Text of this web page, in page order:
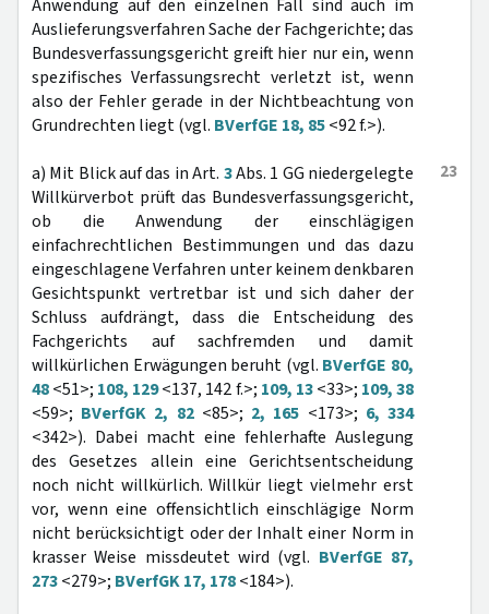
Anwendung auf den einzelnen Fall sind auch im
Auslieferungsverfahren Sache der Fachgerichte; das
Bundesverfassungsgericht greift hier nur ein, wenn
spezifisches Verfassungsrecht verletzt ist, wenn
also der Fehler gerade in der Nichtbeachtung von
Grundrechten liegt (vgl. BVerfGE 18, 85<92 f.>).
23
a) Mit Blick auf das in Art. 3Abs. 1 GG niedergelegte
Willkürverbot prüft das Bundesverfassungsgericht,
ob die Anwendung der einschlägigen
einfachrechtlichen Bestimmungen und das dazu
eingeschlagene Verfahren unter keinem denkbaren
Gesichtspunkt vertretbar ist und sich daher der
Schluss aufdrängt, dass die Entscheidung des
Fachgerichts auf sachfremden und damit
willkürlichen Erwägungen beruht (vgl. BVerfGE 80,
48<51>; 108, 129<137, 142 f.>; 109, 13<33>; 109, 38
<59>; BVerfGK 2, 82<85>; 2, 165 <173>; 6, 334
<342>). Dabei macht eine fehlerhafte Auslegung
des Gesetzes allein eine Gerichtsentscheidung
noch nicht willkürlich. Willkür liegt vielmehr erst
vor, wenn eine offensichtlich einschlägige Norm
nicht berücksichtigt oder der Inhalt einer Norm in
krasser Weise missdeutet wird (vgl. BVerfGE 87,
273<279>; BVerfGK 17, 178<184>).